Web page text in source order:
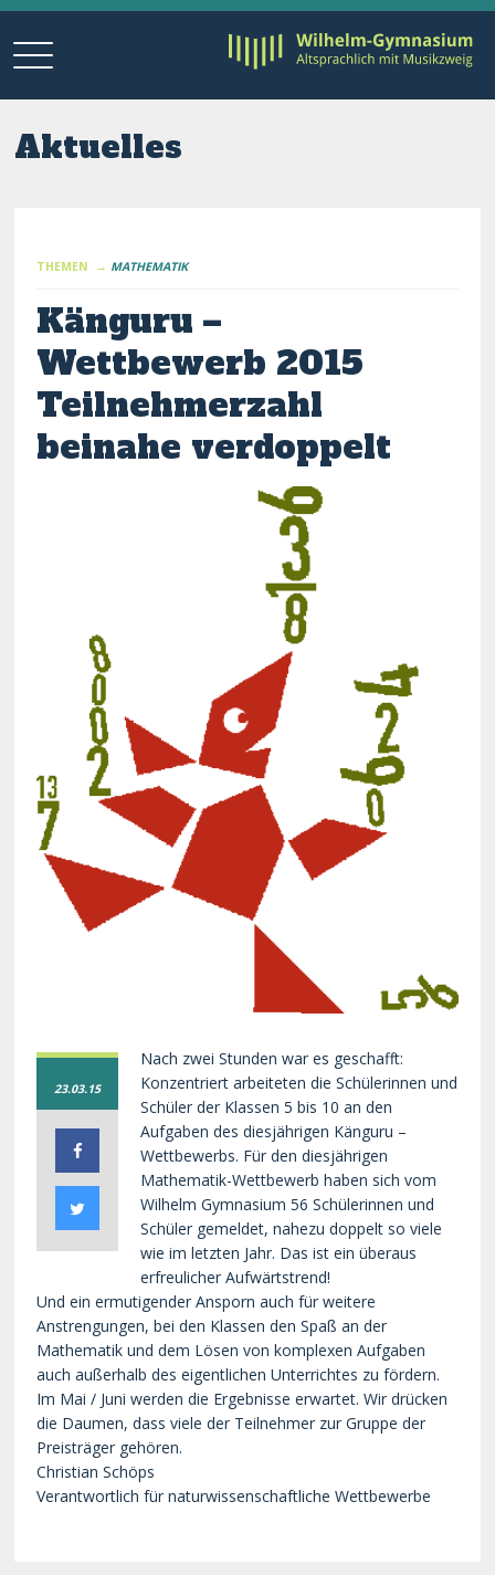
Aktuelles
THEMEN → MATHEMATIK
Känguru –
Wettbewerb 2015 
Teilnehmerzahl
beinahe verdoppelt
23.03.15
Nach zwei Stunden war es geschafft:
Konzentriert arbeiteten die Schülerinnen und
Schüler der Klassen 5 bis 10 an den
Aufgaben des diesjährigen Känguru –
Wettbewerbs. Für den diesjährigen
Mathematik-Wettbewerb haben sich vom
Wilhelm Gymnasium 56 Schülerinnen und
Schüler gemeldet, nahezu doppelt so viele
wie im letzten Jahr. Das ist ein überaus
erfreulicher Aufwärtstrend!
Und ein ermutigender Ansporn auch für weitere
Anstrengungen, bei den Klassen den Spaß an der
Mathematik und dem Lösen von komplexen Aufgaben
auch außerhalb des eigentlichen Unterrichtes zu fördern.
Im Mai / Juni werden die Ergebnisse erwartet. Wir drücken
die Daumen, dass viele der Teilnehmer zur Gruppe der
Preisträger gehören.
Christian Schöps
Verantwortlich für naturwissenschaftliche Wettbewerbe